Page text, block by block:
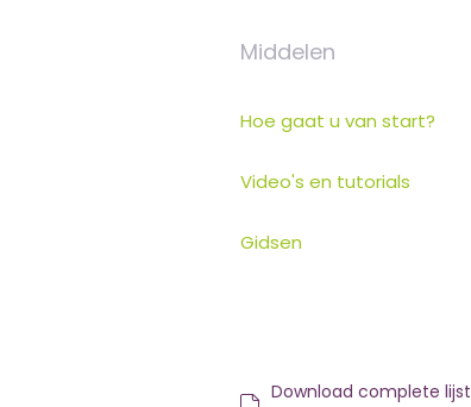
Middelen
Hoe gaat u van start?
Video's en tutorials
Gidsen
Download complete lijst